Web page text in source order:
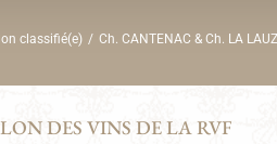
classifié(e) / Ch. CANTENAC & Ch. LA
DES VINS DE LA RVF